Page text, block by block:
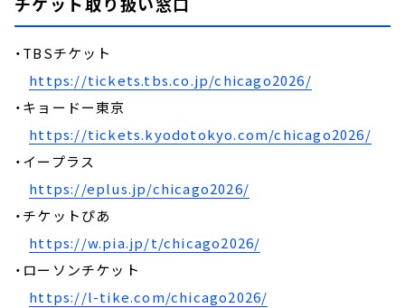
・TBSチケット
https://tickets.tbs.co.jp/chicago2026/
・キョードー東京
https://tickets.kyodotokyo.com/chicago2026/
・イープラス
https://eplus.jp/chicago2026/
・チケットぴあ
https://w.pia.jp/t/chicago2026/
・ローソンチケット
https://l-tike.com/chicago2026/